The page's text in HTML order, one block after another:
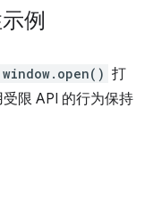
例
window.open() 打
限 API 的行为保持